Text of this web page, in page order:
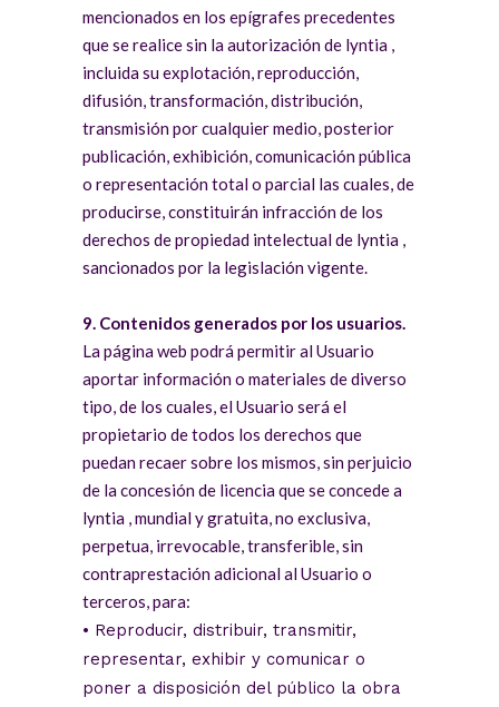
mencionados en los epígrafes precedentes
que se realice sin la autorización de lyntia ,
incluida su explotación, reproducción,
difusión, transformación, distribución,
transmisión por cualquier medio, posterior
publicación, exhibición, comunicación pública
o representación total o parcial las cuales, de
producirse, constituirán infracción de los
derechos de propiedad intelectual de lyntia ,
sancionados por la legislación vigente.
9. Contenidos generados por los usuarios.
La página web podrá permitir al Usuario
aportar información o materiales de diverso
tipo, de los cuales, el Usuario será el
propietario de todos los derechos que
puedan recaer sobre los mismos, sin perjuicio
de la concesión de licencia que se concede a
lyntia , mundial y gratuita, no exclusiva,
perpetua, irrevocable, transferible, sin
contraprestación adicional al Usuario o
terceros, para:
• Reproducir, distribuir, transmitir,
representar, exhibir y comunicar o
poner a disposición del público la obra